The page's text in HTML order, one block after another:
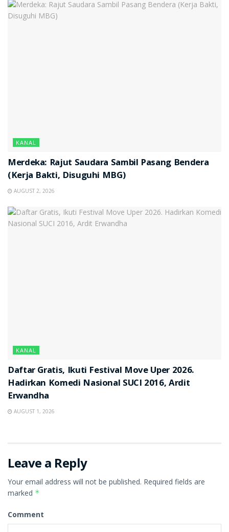
KANAL
Merdeka: Rajut Saudara Sambil Pasang Bendera
(Kerja Bakti, Disuguhi MBG)
AUGUST 2, 2026
KANAL
Daftar Gratis, Ikuti Festival Move Uper 2026.
Hadirkan Komedi Nasional SUCI 2016, Ardit
Erwandha
AUGUST 1, 2026
Leave a Reply
Your email address will not be published. Required fields are
marked *
Comment